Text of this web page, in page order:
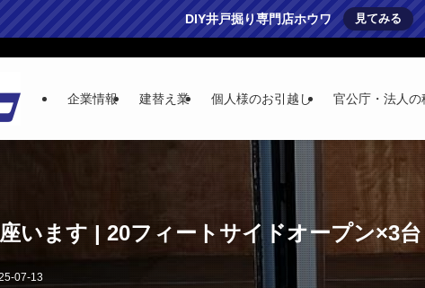
DIY井戸掘り専門店ホウワ 見てみる
企業情報 建替え業 個人様のお引越し 官公庁・法人の
います | 20フィートサイドオープン×3台
07-13